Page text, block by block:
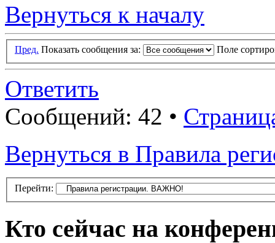
Вернуться к началу
Пред. Показать сообщения за: Поле
Ответить
Сообщений: 42 •
Вернуться в Правила
Перейти:
Кто сейчас на